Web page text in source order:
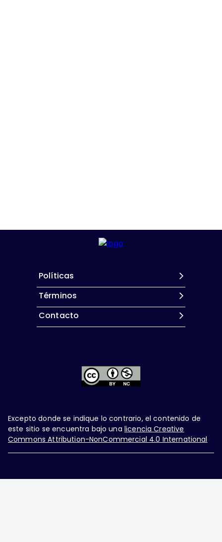
Políticas
Términos
Contacto
Excepto donde se indique lo contrario, el contenido de
este sitio se encuentra bajo una licencia Creative
Commons Attribution-NonCommercial 4.0 International